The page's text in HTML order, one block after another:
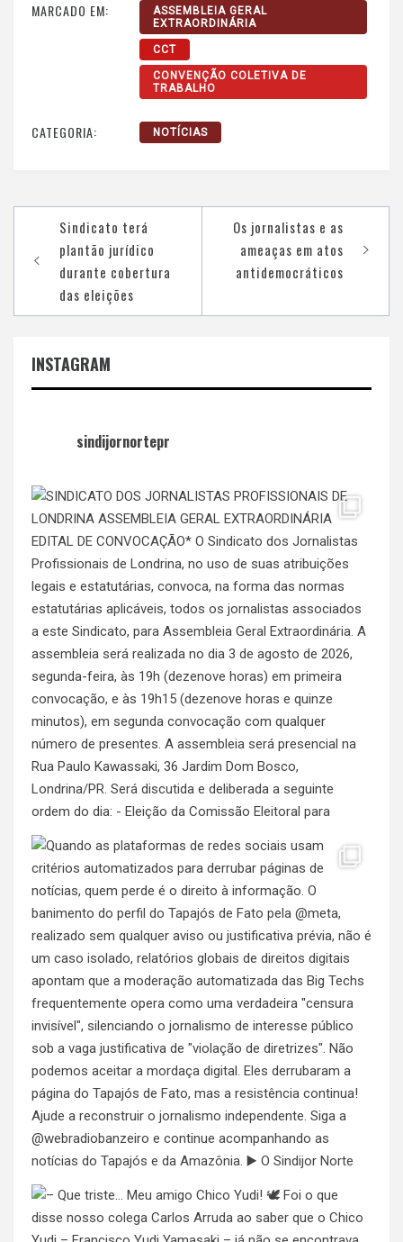
MARCADO EM:
ASSEMBLEIA GERAL
EXTRAORDINÁRIA
CCT
CONVENÇÃO COLETIVA DE
TRABALHO
CATEGORIA: NOTÍCIAS
Navegação
Post
Sindicato terá
plantão jurídico
durante cobertura
das eleições
Os jornalistas e as
ameaças em atos
antidemocráticos
INSTAGRAM
sindijornortepr